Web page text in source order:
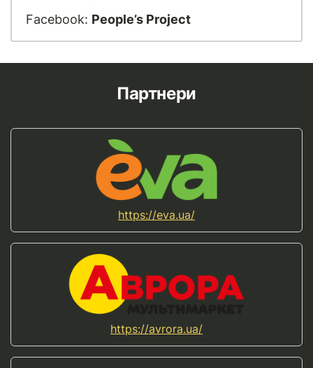
Facebook: People’s Project
Партнери
https://eva.ua/
https://avrora.ua/